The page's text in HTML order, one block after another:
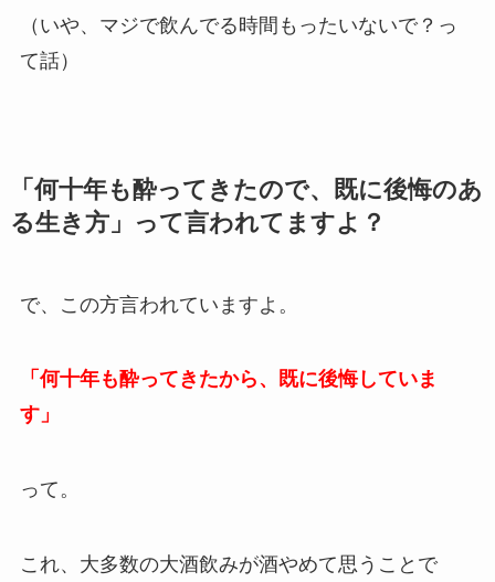
（いや、マジで飲んでる時間もったいないで？っ
て話）
「何十年も酔ってきたので、既に後悔のあ
る生き方」って言われてますよ？
で、この方言われていますよ。
「何十年も酔ってきたから、既に後悔していま
す」
って。
これ、大多数の大酒飲みが酒やめて思うことで